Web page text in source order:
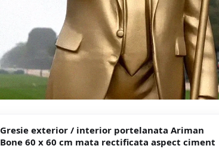
Gresie exterior / interior portelanata Ariman
Bone 60 x 60 cm mata rectificata aspect ciment